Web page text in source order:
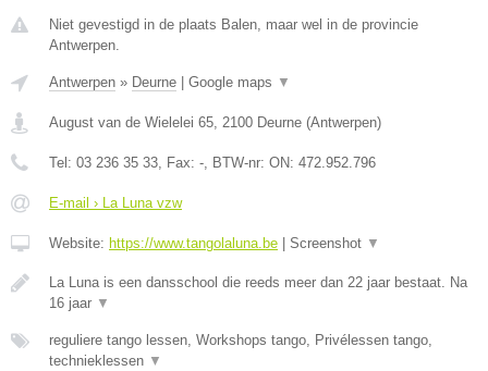
Niet gevestigd in de plaats Balen, maar wel in de provincie
Antwerpen.
Antwerpen » Deurne Google maps ▼
August van de Wielelei 65, 2100 Deurne (Antwerpen)
Tel: 03 236 35 33, Fax: -, BTW-nr: ON: 472.952.796
E-mail › La Luna vzw
Website: https://www.tangolaluna.be Screenshot ▼
La Luna is een dansschool die reeds meer dan 22 jaar bestaat. Na
16 jaar ▼
reguliere tango lessen, Workshops tango, Privélessen tango,
technieklessen ▼